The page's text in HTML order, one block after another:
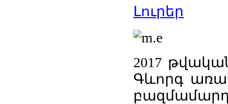
Լուրեր
2017
Գևորգ
բազմամարդ